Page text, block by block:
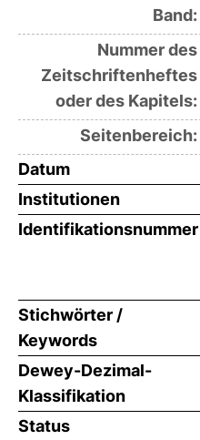
Band:
Nummer des
Zeitschriftenheftes
oder des Kapitels:
Seitenbereich:
Datum
Institutionen
Identifikationsnummer
Stichwörter /
Keywords
Dewey-Dezimal-
Klassifikation
Status